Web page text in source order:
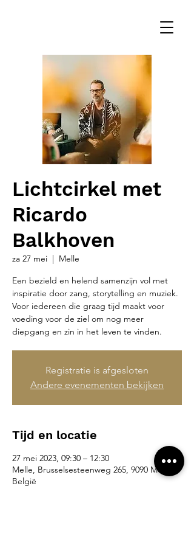
Lichtcirkel met
Ricardo
Balkhoven
za 27 mei
  |
Melle
Een bezield en helend samenzijn vol met
inspiratie door zang, storytelling en muziek.
Voor iedereen die graag tijd maakt voor
voeding voor de ziel om nog meer
diepgang en zin in het leven te vinden.
Registratie is afgesloten
Andere evenementen bekijken
Tijd en locatie
27 mei 2023, 09:30 – 12:30
Melle, Brusselsesteenweg 265, 9090 Melle,
België